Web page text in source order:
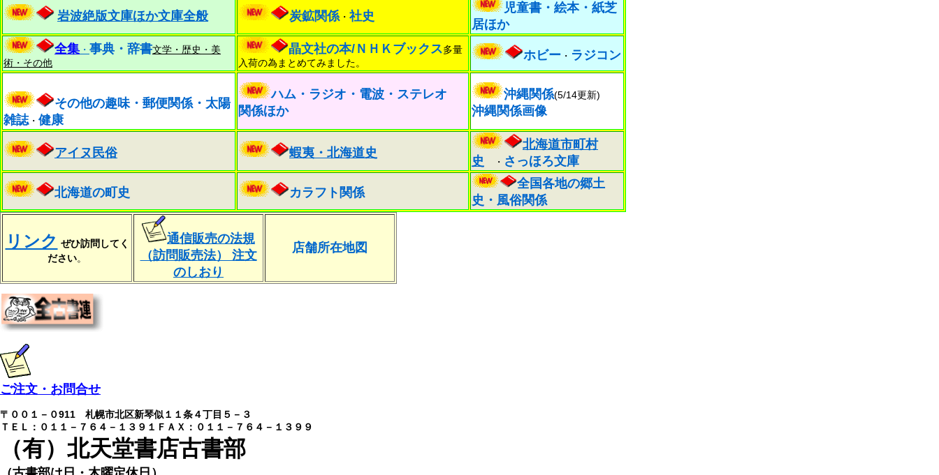
岩波絶版文庫ほか文庫全般 炭鉱関係・ 社史
児童書・絵本・紙芝
居ほか
全集 ・ 事典・辞書文学・歴史・美
術・その他
晶文社の本/ ＮＨＫブックス多量
入荷の為まとめてみました。
ホビー ・ ラジコン
その他の趣味・郵便関係・ 太陽
雑誌・ 健康
ハム・ラジオ・電波・ステレオ
関係ほか
沖縄関係(5/14更新)
沖縄関係画像
アイヌ民俗 蝦夷・北海道史
北海道市町村
史
・ さっほろ文庫
北海道の町史 カラフト関係
全国各地の郷土
史・風俗関係
リンク ぜひ訪問してく
ださい。
通信販売の法規
（訪問販売法） 注文
のしおり
店舗所在地図
ご注文・お問合せ
〒００１－０911 札幌市北区新琴似１１条４丁目５－３
ＴＥＬ：０１１－７６４－１３９１ＦＡＸ：０１１－７６４－１３９９
（有）北天堂書店古書部